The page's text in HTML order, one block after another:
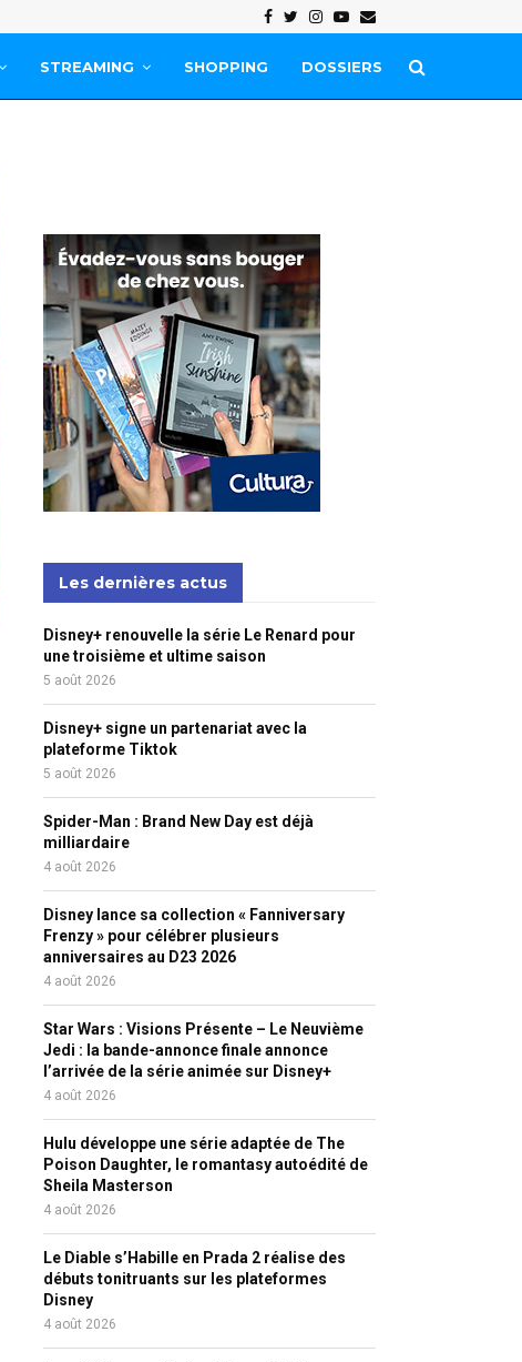
Facebook
Twitter
Instagram
Youtube
Email
STREAMING SHOPPING DOSSIERS
Les dernières actus
Disney+ renouvelle la série Le Renard pour
une troisième et ultime saison
5 août 2026
Disney+ signe un partenariat avec la
plateforme Tiktok
5 août 2026
Spider-Man : Brand New Day est déjà
milliardaire
4 août 2026
Disney lance sa collection « Fanniversary
Frenzy » pour célébrer plusieurs
anniversaires au D23 2026
4 août 2026
Star Wars : Visions Présente – Le Neuvième
Jedi : la bande-annonce finale annonce
l’arrivée de la série animée sur Disney+
4 août 2026
Hulu développe une série adaptée de The
Poison Daughter, le romantasy autoédité de
Sheila Masterson
4 août 2026
Le Diable s’Habille en Prada 2 réalise des
débuts tonitruants sur les plateformes
Disney
4 août 2026